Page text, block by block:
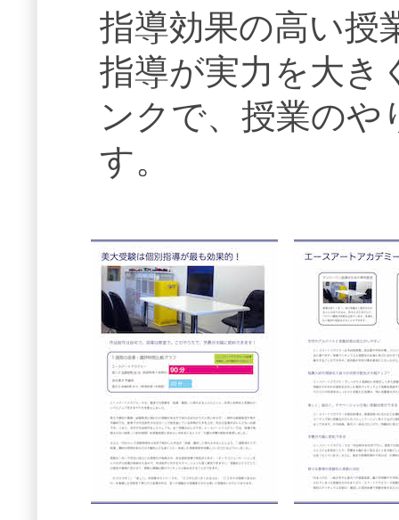
指導効果の高い授
指導が実力を大き
ンクで、授業の
す。